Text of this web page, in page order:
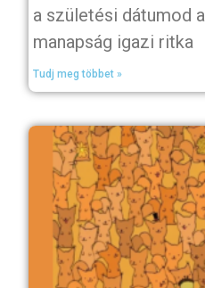
a születési dátumod
manapság igazi ritka
Tudj meg többet »